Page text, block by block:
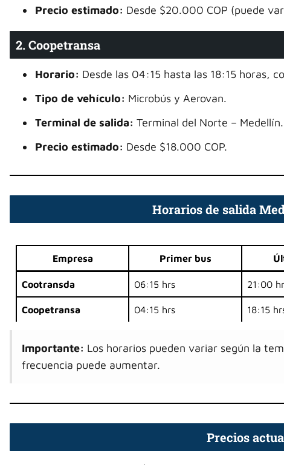
Precio estimado: Desde $20.000 COP (puede
2. Coopetransa
Horario: Desde las 04:15 hasta las 18:15 horas,
Tipo de vehículo: Microbús y Aerovan.
Terminal de salida: Terminal del Norte – Medellín.
Precio estimado: Desde $18.000 COP.
Horarios de salida
Empresa Primer bus
Cootransda 06:15 hrs 21:00
Coopetransa 04:15 hrs 18:15
Importante: Los horarios pueden variar según la
frecuencia puede aumentar.
Precios